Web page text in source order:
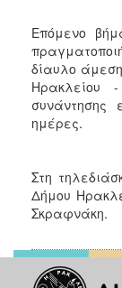
Επόμενο
δίαυλο
Ηρακλείου
συνάντησης
ημέρες.
Στη
Δήμου
Σκραφνάκη.